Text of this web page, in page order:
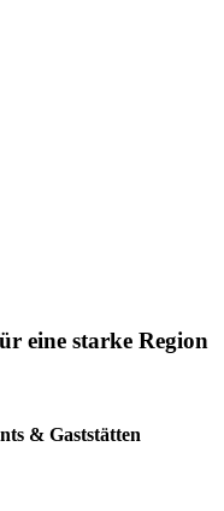
eine starke Region
& Gaststätten